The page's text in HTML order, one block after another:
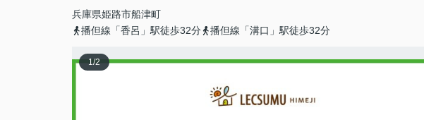
兵庫県姫路市船津町
播但線「香呂」駅徒歩32分
播但線「溝口」駅徒歩32分
1/2